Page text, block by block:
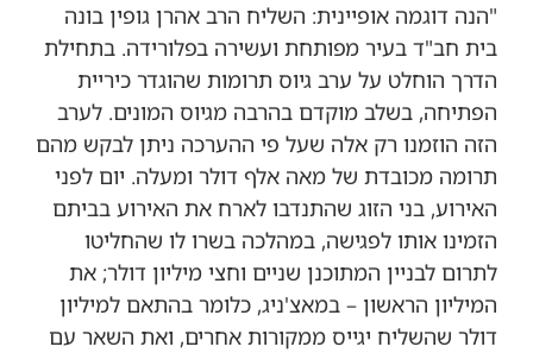
"הנה דוגמה אופיינית: השליח הרב אהרן גופין בונה
בית חב"ד בעיר מפותחת ועשירה בפלורידה. בתחילת
הדרך הוחלט על ערב גיוס תרומות שהוגדר כיריית
הפתיחה, בשלב מוקדם בהרבה מגיוס המונים. לערב
הזה הוזמנו רק אלה שעל פי ההערכה ניתן לבקש מהם
תרומה מכובדת של מאה אלף דולר ומעלה. יום לפני
האירוע, בני הזוג שהתנדבו לארח את האירוע בביתם
הזמינו אותו לפגישה, במהלכה בשרו לו שהחליטו
לתרום לבניין המתוכנן שניים וחצי מיליון דולר; את
המיליון הראשון – במאצ'ניג, כלומר בהתאם למיליון
דולר שהשליח יגייס ממקורות אחרים, ואת השאר עם